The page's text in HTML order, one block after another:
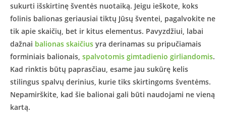
sukurti išskirtinę šventės nuotaiką. Jeigu ieškote, koks
folinis balionas geriausiai tiktų Jūsų šventei, pagalvokite ne
tik apie skaičių, bet ir kitus elementus. Pavyzdžiui, labai
dažnai balionas skaičius yra derinamas su pripučiamais
forminiais balionais, spalvotomis gimtadienio girliandomis.
Kad rinktis būtų paprasčiau, esame jau sukūrę kelis
stilingus spalvų derinius, kurie tiks skirtingoms šventėms.
Nepamirškite, kad šie balionai gali būti naudojami ne vieną
kartą.